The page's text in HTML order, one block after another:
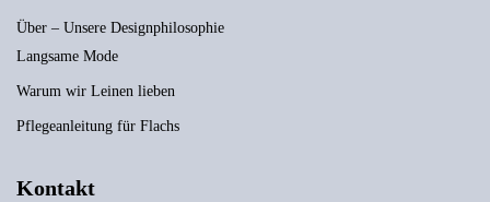
Über – Unsere Designphilosophie
Langsame Mode
Warum wir Leinen lieben
Pflegeanleitung für Flachs
Kontakt